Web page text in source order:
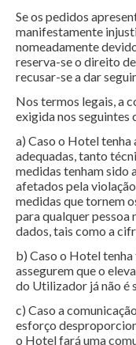
Se os pedidos
manifestamente
nomeadamente
reserva-se o direito
recusar-se a dar
Nos termos legais, a
exigida nos seguintes
a) Caso o Hotel
adequadas, tanto
medidas tenham sido
afetados pela
medidas que tornem
para qualquer pessoa
dados, tais como a
b) Caso o Hotel
assegurem que o
do Utilizador já não é
c) Caso a
esforço
o Hotel fará uma